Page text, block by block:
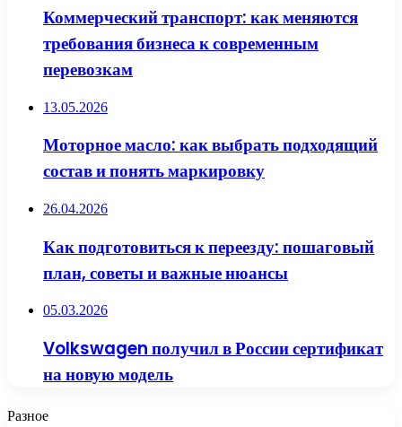
Коммерческий транспорт: как меняются
требования бизнеса к современным
перевозкам
13.05.2026
Моторное масло: как выбрать подходящий
состав и понять маркировку
26.04.2026
Как подготовиться к переезду: пошаговый
план, советы и важные нюансы
05.03.2026
Volkswagen получил в России сертификат
на новую модель
Разное